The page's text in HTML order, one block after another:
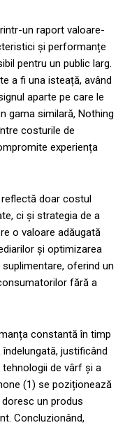
un raport valoare-
și performanțe
pentru un public larg.
a fi una isteață, având
aparte pe care le
gama similară, Nothing
costurile de
experiența
doar costul
ci și strategia de a
o valoare adăugată
și optimizarea
oferind un
fără a
constantă în timp
justificând
tehnologii de vârf și a
(1) se poziționează
un produs
Concluzionând,